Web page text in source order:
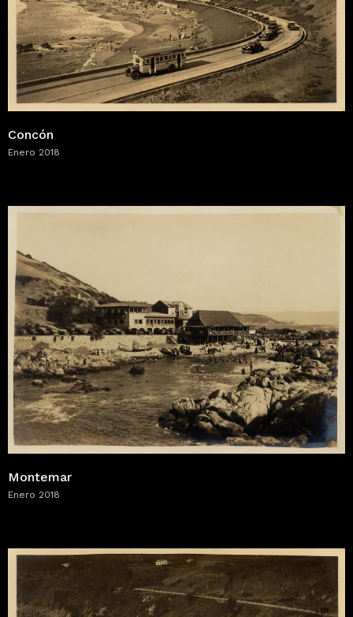
Concón
Enero 2018
Montemar
Enero 2018